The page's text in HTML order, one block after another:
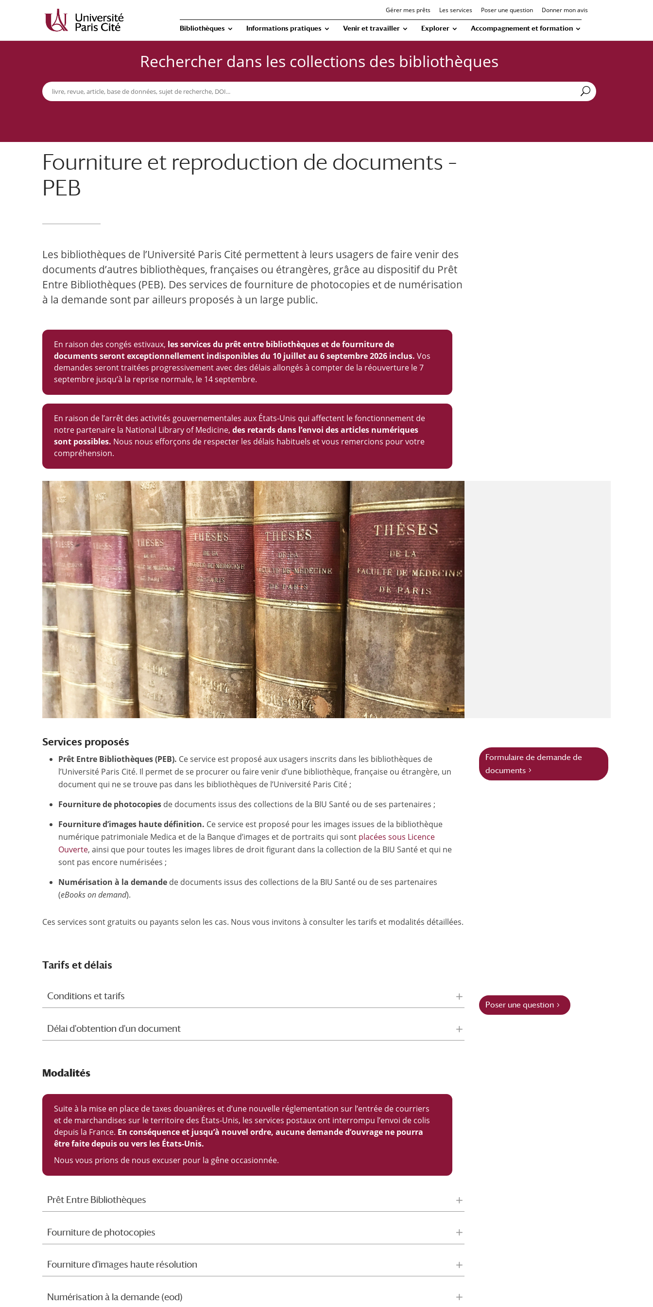
Gérer mes prêts Les services Poser une question Donner mon avis
Bibliothèques Informations pratiques Venir et travailler Explorer Accompagnement et formation
Rechercher dans les collections des bibliothèques
Fourniture et reproduction de documents –
PEB
Les bibliothèques de l’Université Paris Cité permettent à leurs usagers de faire venir des
documents d’autres bibliothèques, françaises ou étrangères, grâce au dispositif du Prêt
Entre Bibliothèques (PEB). Des services de fourniture de photocopies et de numérisation
à la demande sont par ailleurs proposés à un large public.
En raison des congés estivaux, les services du prêt entre bibliothèques et de fourniture de
documents seront exceptionnellement indisponibles du 10 juillet au 6 septembre 2026 inclus. Vos
demandes seront traitées progressivement avec des délais allongés à compter de la réouverture le 7
septembre jusqu’à la reprise normale, le 14 septembre.
En raison de l’arrêt des activités gouvernementales aux États-Unis qui affectent le fonctionnement de
notre partenaire la National Library of Medicine, des retards dans l’envoi des articles numériques
sont possibles. Nous nous efforçons de respecter les délais habituels et vous remercions pour votre
compréhension.
Services proposés
Prêt Entre Bibliothèques (PEB). Ce service est proposé aux usagers inscrits dans les bibliothèques de
l’Université Paris Cité. Il permet de se procurer ou faire venir d’une bibliothèque, française ou étrangère, un
document qui ne se trouve pas dans les bibliothèques de l’Université Paris Cité ;
Fourniture de photocopies de documents issus des collections de la BIU Santé ou de ses partenaires ;
Fourniture d’images haute définition. Ce service est proposé pour les images issues de la bibliothèque
numérique patrimoniale Medica et de la Banque d’images et de portraits qui sont placées sous Licence
Ouverte, ainsi que pour toutes les images libres de droit figurant dans la collection de la BIU Santé et qui ne
sont pas encore numérisées ;
Numérisation à la demande de documents issus des collections de la BIU Santé ou de ses partenaires
(eBooks on demand).
Ces services sont gratuits ou payants selon les cas. Nous vous invitons à consulter les tarifs et modalités détaillées.
Formulaire de demande de
documents
Tarifs et délais
Conditions et tarifs
Délai d'obtention d'un document
Modalités
Suite à la mise en place de taxes douanières et d’une nouvelle réglementation sur l’entrée de courriers
et de marchandises sur le territoire des États-Unis, les services postaux ont interrompu l’envoi de colis
depuis la France. En conséquence et jusqu’à nouvel ordre, aucune demande d’ouvrage ne pourra
être faite depuis ou vers les États-Unis.
Nous vous prions de nous excuser pour la gêne occasionnée.
Prêt Entre Bibliothèques
Fourniture de photocopies
Fourniture d'images haute résolution
Numérisation à la demande (eod)
Poser une question